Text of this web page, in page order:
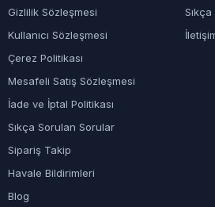
Gizlilik Sözleşmesi
Kullanıcı Sözleşmesi
Çerez Politikası
Mesafeli Satış Sözleşmesi
İade ve İptal Politikası
Sıkça Sorulan Sorular
Sipariş Takip
Havale Bildirimleri
Blog